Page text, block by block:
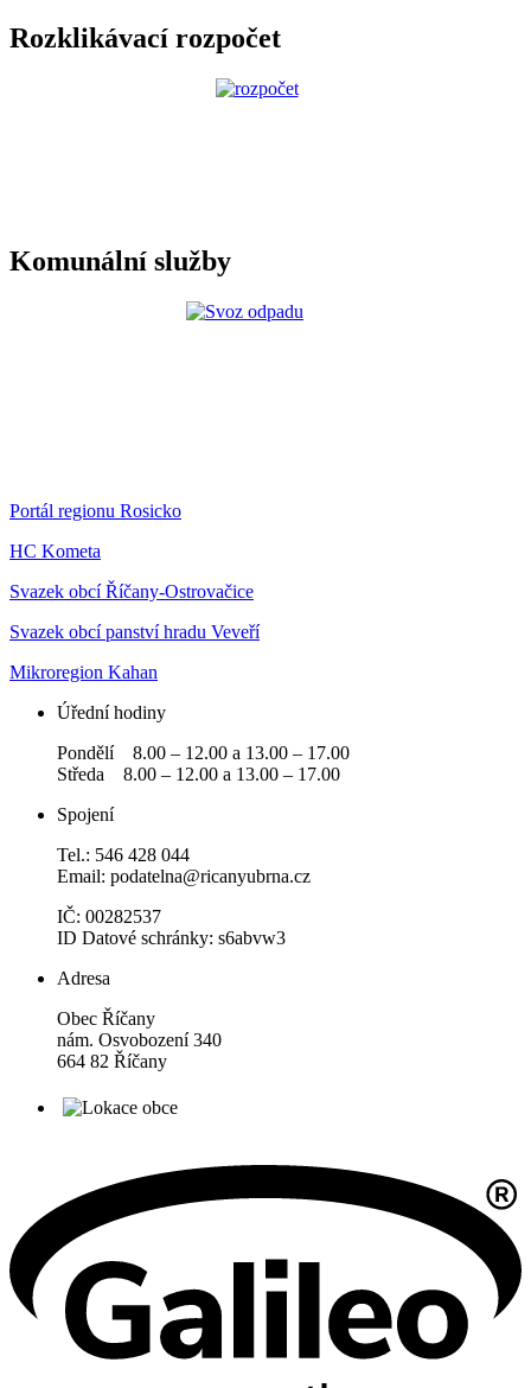
Rozklikávací rozpočet
Komunální služby
Portál regionu Rosicko
HC Kometa
Svazek obcí Říčany-Ostrovačice
Svazek obcí panství hradu Veveří
Mikroregion Kahan
Úřední hodiny
Pondělí 8.00 – 12.00 a 13.00 – 17.00
Středa 8.00 – 12.00 a 13.00 – 17.00
Spojení
Tel.: 546 428 044
Email: podatelna@ricanyubrna.cz
IČ: 00282537
ID Datové schránky: s6abvw3
Adresa
Obec Říčany
nám. Osvobození 340
664 82 Říčany